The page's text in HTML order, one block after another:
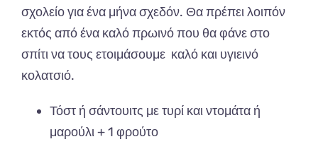
σχολείο για ένα μήνα σχεδόν. Θα πρέπει λοιπόν
εκτός από ένα καλό πρωινό που θα φάνε στο
σπίτι να τους ετοιμάσουμε καλό και υγιεινό
κολατσιό.
Τόστ ή σάντουιτς με τυρί και ντομάτα ή
μαρούλι + 1 φρούτο